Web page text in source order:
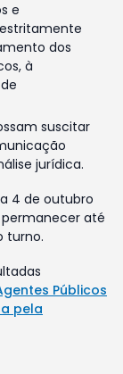
e
dos
à
suscitar
jurídica.
4 de outubro
até
turno.
Públicos
pela